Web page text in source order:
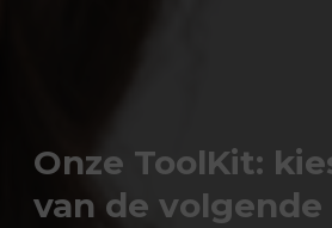
Onze ToolKit:
van de